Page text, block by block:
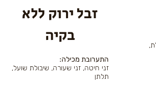
זבל ירוק ללא
בקיה
:התערובת מכילה
,זני חיטה, זני שעורה, שיבולת שועל
תלתן
,זני חיטה, זני שעורה, שיבולת